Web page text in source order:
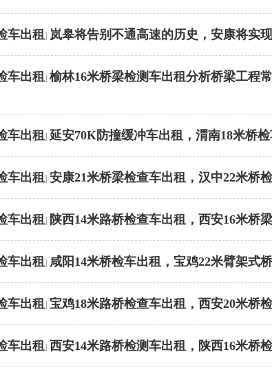
车出租] 岚皋将告别不通高速的历史，安康将实
车出租] 榆林16米桥梁检测车出租分析桥梁工程
车出租] 延安70K防撞缓冲车出租，渭南18米桥
车出租] 安康21米桥梁检查车出租，汉中22米桥
车出租] 陕西14米路桥检查车出租，西安16米桥
车出租] 咸阳14米桥检车出租，宝鸡22米臂架式
车出租] 宝鸡18米路桥检查车出租，西安20米桥
车出租] 西安14米路桥检测车出租，陕西16米桥